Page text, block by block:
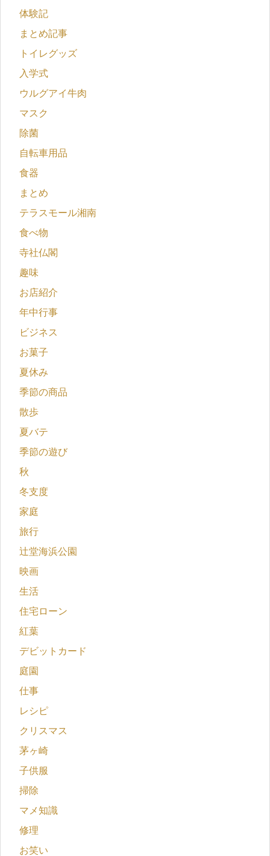
体験記
まとめ記事
トイレグッズ
入学式
ウルグアイ牛肉
マスク
除菌
自転車用品
食器
まとめ
テラスモール湘南
食べ物
寺社仏閣
趣味
お店紹介
年中行事
ビジネス
お菓子
夏休み
季節の商品
散歩
夏バテ
季節の遊び
秋
冬支度
家庭
旅行
辻堂海浜公園
映画
生活
住宅ローン
紅葉
デビットカード
庭園
仕事
レシピ
クリスマス
茅ヶ崎
子供服
掃除
マメ知識
修理
お笑い